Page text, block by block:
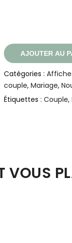
AJOUTER AU
Catégories :
couple, Mariage,
Étiquettes : Couple,
VOUS